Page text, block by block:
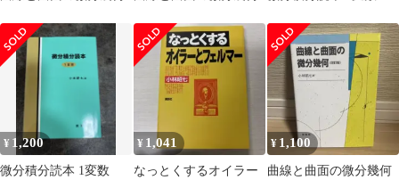
¥ 1,200
微分積分読本 1変数
¥ 1,041
なっとくするオイラー
¥ 1,100
曲線と曲面の微分幾何